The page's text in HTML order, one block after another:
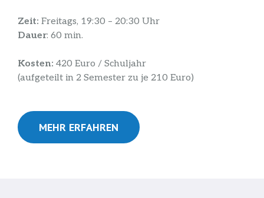
Zeit: Freitags, 19:30 – 20:30 Uhr
Dauer: 60 min.
Kosten: 420 Euro / Schuljahr
(aufgeteilt in 2 Semester zu je 210 Euro)
MEHR ERFAHREN